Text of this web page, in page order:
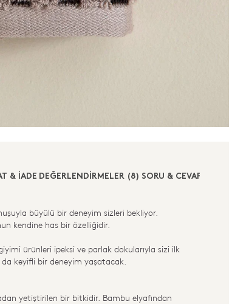
& İADE DEĞERLENDİRMELER (8) SORU & CEVAP (0)
büyülü bir deneyim sizleri bekliyor.
kendine has bir özelliğidir.
ürünleri ipeksi ve parlak dokularıyla sizi ilk
keyifli bir deneyim yaşatacak.
yetiştirilen bir bitkidir. Bambu elyafından